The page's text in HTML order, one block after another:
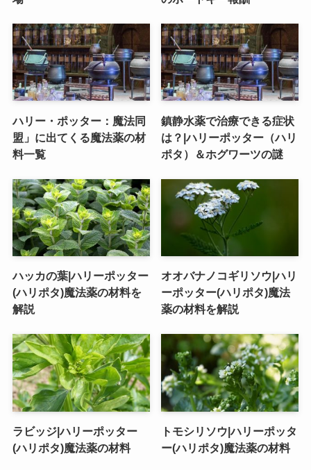
ハリー・ポッター：魔法同
盟」に出てくる魔法薬の材
料一覧
鎮静水薬で治療できる症状
は？|ハリーポッター（ハリ
ポタ）＆ホグワーツの謎
ハッカの葉|ハリーポッター
(ハリポタ)魔法薬の材料を
解説
オオバナノコギリソウ|ハリ
ーポッター(ハリポタ)魔法
薬の材料を解説
ラビッジ|ハリーポッター
(ハリポタ)魔法薬の材料
トモシリソウ|ハリーポッタ
ー(ハリポタ)魔法薬の材料